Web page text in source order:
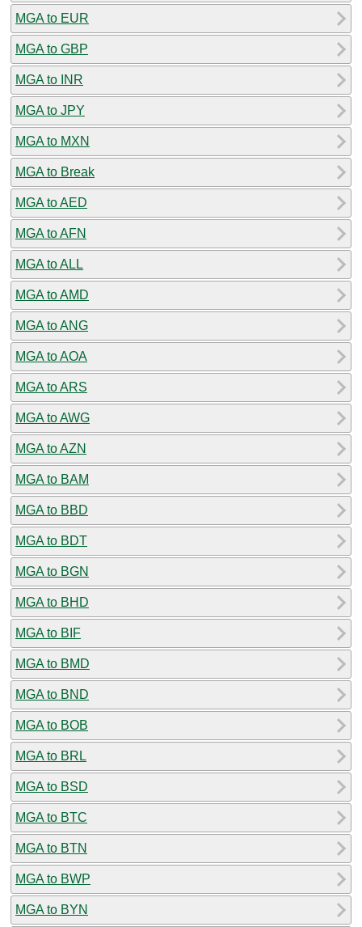
MGA to EUR
MGA to GBP
MGA to INR
MGA to JPY
MGA to MXN
MGA to Break
MGA to AED
MGA to AFN
MGA to ALL
MGA to AMD
MGA to ANG
MGA to AOA
MGA to ARS
MGA to AWG
MGA to AZN
MGA to BAM
MGA to BBD
MGA to BDT
MGA to BGN
MGA to BHD
MGA to BIF
MGA to BMD
MGA to BND
MGA to BOB
MGA to BRL
MGA to BSD
MGA to BTC
MGA to BTN
MGA to BWP
MGA to BYN